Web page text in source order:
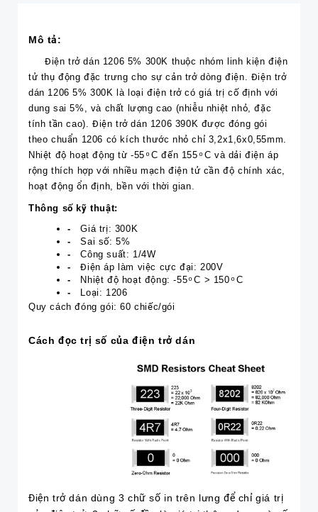
Mô tả:
Điện trở dán 1206 5% 300K thuộc nhóm linh kiện điện
tử thụ động đặc trưng cho sự cản trở dòng điện. Điện trở
dán 1206 5% 300K là loại điện trở có giá trị cố định với
dung sai 5%, và chất lượng cao (nhiễu nhiệt nhỏ, đặc
tính tần cao). Điện trở dán 1206 390K được đóng gói
theo chuẩn 1206 có kích thước nhỏ chỉ 3,2x1,6x0,55mm.
Nhiệt độ hoạt động từ -55 ͦ C đến 155 ͦ C và dải điện áp
rộng thích hợp với nhiều mạch điện tử cần độ chính xác,
hoạt động ổn định, bền với thời gian.
Thông số kỹ thuật:
-Giá trị: 300K
-Sai số: 5%
-Công suất: 1/4W
-Điện áp làm việc cực đại: 200V
-
Nhiệt độ hoạt động: -55 ͦ C > 150 ͦ C
-
Loại: 1206
Quy cách đóng gói: 60 chiếc/gói
Cách đọc trị số của điện trở dán
Điện trở dán dùng 3 chữ số in trên lưng để chỉ giá trị